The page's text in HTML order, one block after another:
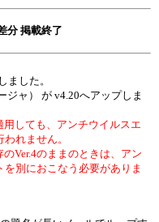
分 掲載終了
ました。
ジャ） が v4.20へアップしま
しても、アンチウイルスエ
れません。
Ver.4のままのときは、アン
別におこなう必要がありま